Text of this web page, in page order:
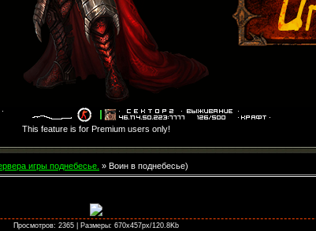
This feature is for Premium users only!
игры поднебесье. » Воин в поднебесье)
Просмотров: 2365 | Размеры: 670x457px/120.8Kb